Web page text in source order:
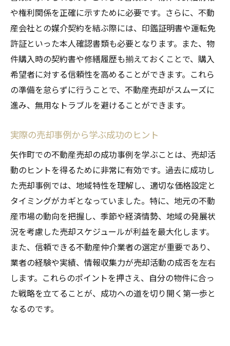
や権利関係を正確に示すために必要です。さらに、不動
産会社との媒介契約を結ぶ際には、印鑑証明書や運転免
許証といった本人確認書類も必要となります。また、物
件購入時の契約書や修繕履歴も揃えておくことで、購入
希望者に対する信頼性を高めることができます。これら
の準備を怠らずに行うことで、不動産売却がスムーズに
進み、無用なトラブルを避けることができます。
実際の売却事例から学ぶ成功のヒント
矢作町での不動産売却の成功事例を学ぶことは、売却活
動のヒントを得るために非常に有効です。過去に成功し
た売却事例では、地域特性を理解し、適切な価格設定と
タイミングがカギとなっていました。特に、地元の不動
産市場の動向を把握し、季節や経済情勢、地域の発展状
況を考慮した売却スケジュールが利益を最大化します。
また、信頼できる不動産仲介業者の選定が重要であり、
業者の経験や実績、情報収集力が売却活動の成否を左右
します。これらのポイントを押さえ、自分の物件に合っ
た戦略を立てることが、成功への道を切り開く第一歩と
なるのです。